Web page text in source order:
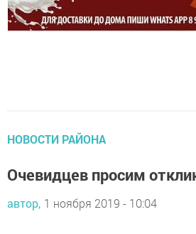
НОВОСТИ РАЙОНА
Очевидцев просим
автор, 1 ноября 2019 - 10:04